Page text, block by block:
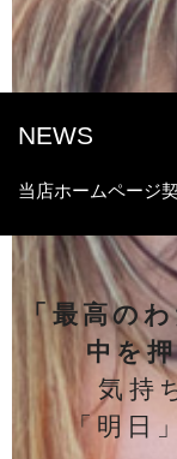
NEWS
当店ホームページ
「最高の
中を
気持
「明日